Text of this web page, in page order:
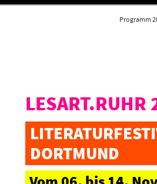
HomeProgramm
LESART.RUHR
DORTMUND